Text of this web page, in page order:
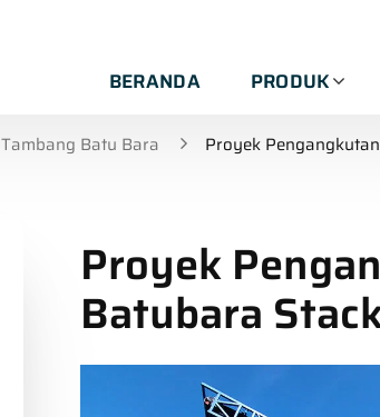
BERANDA PRODUK
Tambang Batu Bara Proyek
Proyek
Batubara